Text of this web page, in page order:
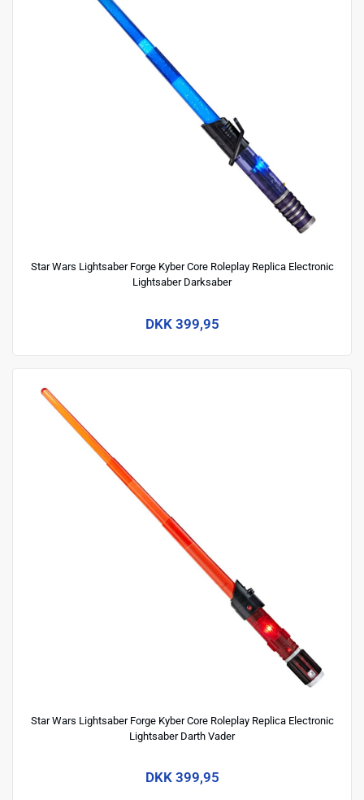
Star Wars Lightsaber Forge Kyber Core Roleplay Replica Electronic
Lightsaber Darksaber
DKK 399,95
Star Wars Lightsaber Forge Kyber Core Roleplay Replica Electronic
Lightsaber Darth Vader
DKK 399,95